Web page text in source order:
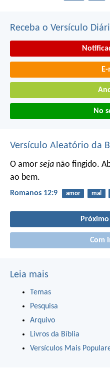
Receba o Versículo
No
Versículo Aleatório da
O amor seja não fingido.
ao bem.
Romanos 12:9 amor mal
Com
Leia mais
Temas
Pesquisa
Arquivo
Livros da Bíblia
Versículos Mais